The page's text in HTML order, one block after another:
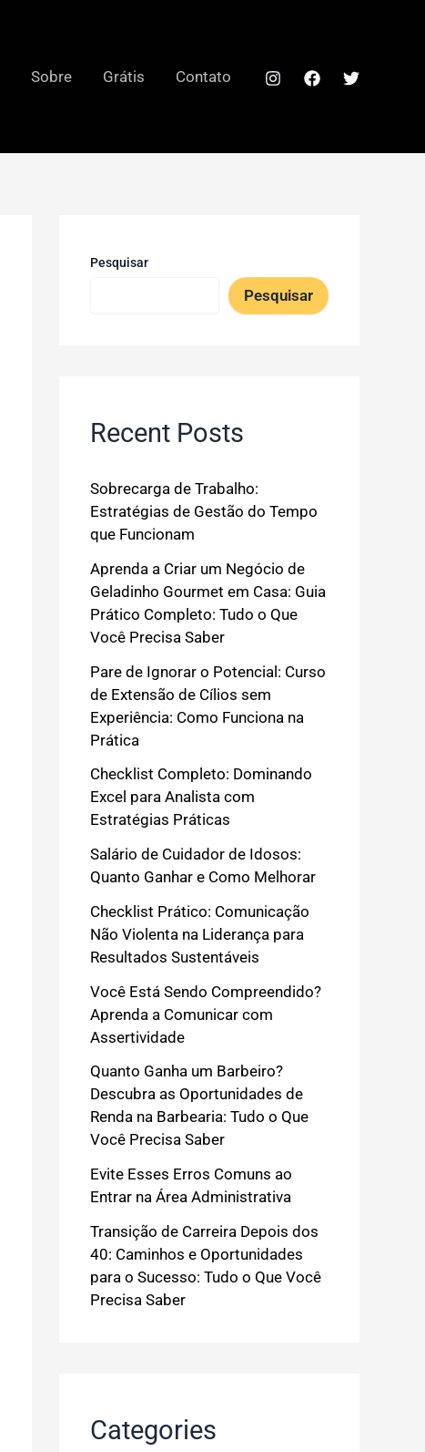
Sobre Grátis Contato
Pesquisar
Pesquisar
Recent Posts
Sobrecarga de Trabalho:
Estratégias de Gestão do Tempo
que Funcionam
Aprenda a Criar um Negócio de
Geladinho Gourmet em Casa: Guia
Prático Completo: Tudo o Que
Você Precisa Saber
Pare de Ignorar o Potencial: Curso
de Extensão de Cílios sem
Experiência: Como Funciona na
Prática
Checklist Completo: Dominando
Excel para Analista com
Estratégias Práticas
Salário de Cuidador de Idosos:
Quanto Ganhar e Como Melhorar
Checklist Prático: Comunicação
Não Violenta na Liderança para
Resultados Sustentáveis
Você Está Sendo Compreendido?
Aprenda a Comunicar com
Assertividade
Quanto Ganha um Barbeiro?
Descubra as Oportunidades de
Renda na Barbearia: Tudo o Que
Você Precisa Saber
Evite Esses Erros Comuns ao
Entrar na Área Administrativa
Transição de Carreira Depois dos
40: Caminhos e Oportunidades
para o Sucesso: Tudo o Que Você
Precisa Saber
Categories